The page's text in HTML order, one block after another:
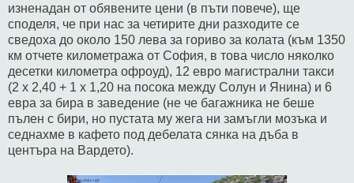
изненадан от обявените цени (в пъти повече), ще
споделя, че при нас за четирите дни разходите се
сведоха до около 150 лева за гориво за колата (към 1350
км отчете километража от София, в това число няколко
десетки километра офроуд), 12 евро магистрални такси
(2 х 2,40 + 1 х 1,20 на посока между Солун и Янина) и 6
евра за бира в заведение (не че багажника не беше
пълен с бири, но пустата му жега ни замъгли мозъка и
седнахме в кафето под дебелата сянка на дъба в
центъра на Вардето).